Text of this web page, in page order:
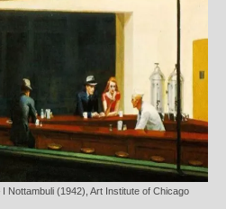
Nottambuli (1942), Art Institute of Chicago